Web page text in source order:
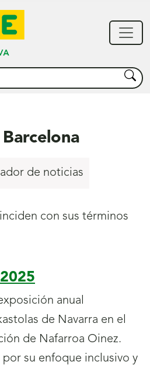
Buscar
de noticias
con sus términos
anual
de Navarra en el
de Nafarroa Oinez.
su enfoque inclusivo y